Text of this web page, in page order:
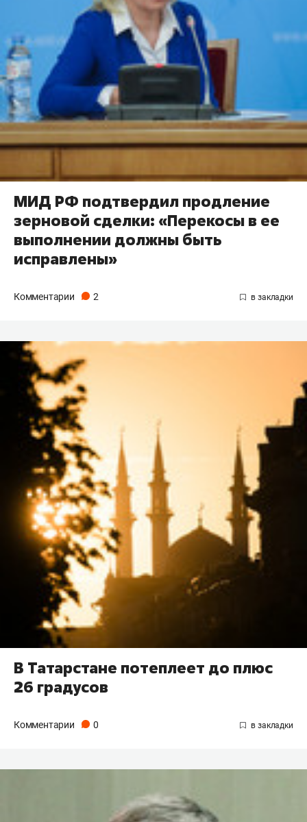
МИД РФ подтвердил продление
зерновой сделки: «Перекосы в ее
выполнении должны быть
исправлены»
Комментарии 2
В Татарстане потеплеет до плюс
26 градусов
Комментарии 0